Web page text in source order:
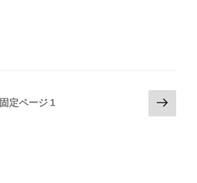
固定ページ 1
次
の